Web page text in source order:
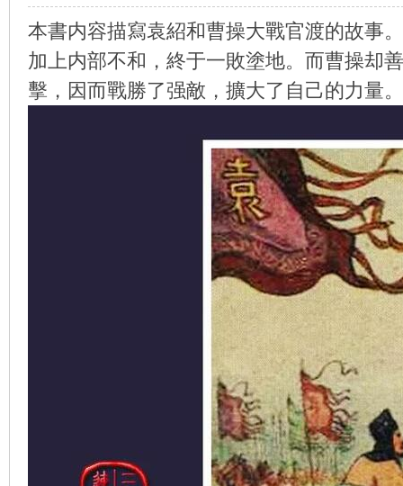
本書内容描寫袁紹和曹操大戰官渡的故事
加上内部不和，終于一敗塗地。而曹操却
擊，因而戰勝了强敵，擴大了自己的力量。